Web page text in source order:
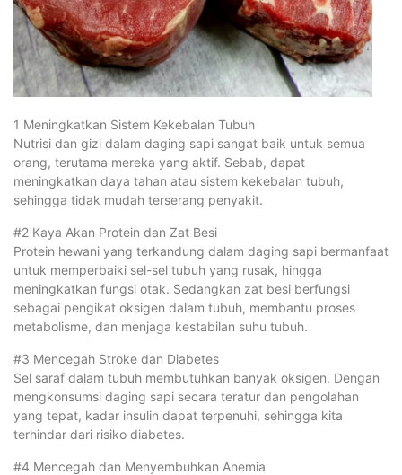
1 Meningkatkan Sistem Kekebalan Tubuh
Nutrisi dan gizi dalam daging sapi sangat baik untuk semua
orang, terutama mereka yang aktif. Sebab, dapat
meningkatkan daya tahan atau sistem kekebalan tubuh,
sehingga tidak mudah terserang penyakit.
#2 Kaya Akan Protein dan Zat Besi
Protein hewani yang terkandung dalam daging sapi bermanfaat
untuk memperbaiki sel-sel tubuh yang rusak, hingga
meningkatkan fungsi otak. Sedangkan zat besi berfungsi
sebagai pengikat oksigen dalam tubuh, membantu proses
metabolisme, dan menjaga kestabilan suhu tubuh.
#3 Mencegah Stroke dan Diabetes
Sel saraf dalam tubuh membutuhkan banyak oksigen. Dengan
mengkonsumsi daging sapi secara teratur dan pengolahan
yang tepat, kadar insulin dapat terpenuhi, sehingga kita
terhindar dari risiko diabetes.
#4 Mencegah dan Menyembuhkan Anemia